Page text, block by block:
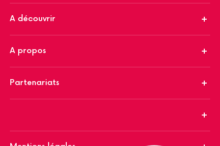
A découvrir
A propos
Partenariats